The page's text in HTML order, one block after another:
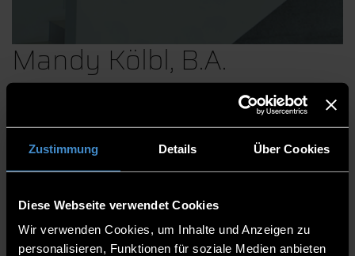
Zustimmung Details Über Cookies
Diese Webseite verwendet Cookies
Wir verwenden Cookies, um Inhalte und Anzeigen zu
personalisieren, Funktionen für soziale Medien anbieten
Mandy Kölbl, B.A.
Support Staff
https://www.th-deg.de/intelligente-netze